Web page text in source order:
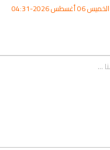
الخميس 06 أغسطس 2026-04:31